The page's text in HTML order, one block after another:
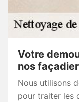
Votre
nos
Nous utilisons
pour traiter les